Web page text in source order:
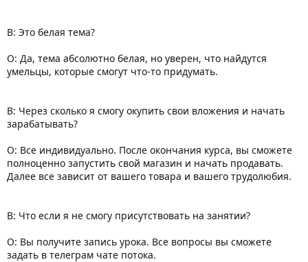
В: Это белая тема?
О: Да, тема абсолютно белая, но уверен, что найдутся
умельцы, которые смогут что-то придумать.
В: Через сколько я смогу окупить свои вложения и начать
зарабатывать?
О: Все индивидуально. После окончания курса, вы сможете
полноценно запустить свой магазин и начать продавать.
Далее все зависит от вашего товара и вашего трудолюбия.
В: Что если я не смогу присутствовать на занятии?
О: Вы получите запись урока. Все вопросы вы сможете
задать в телеграм чате потока.